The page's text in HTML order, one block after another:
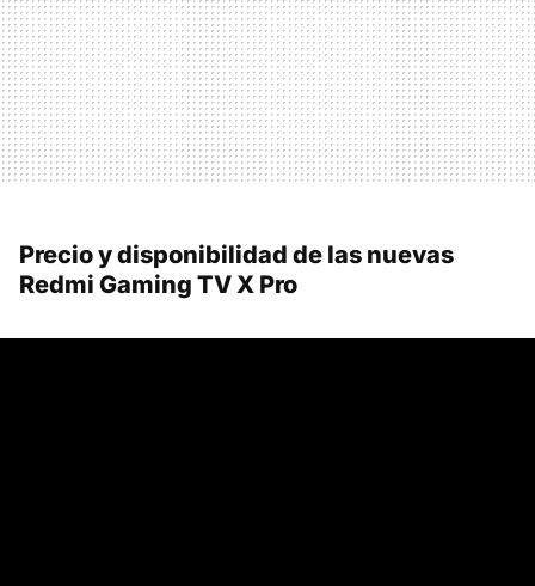
Precio y disponibilidad de las nuevas
Redmi Gaming TV X Pro